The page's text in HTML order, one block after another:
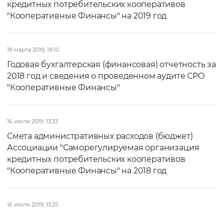
кредитных потребительских кооперативов
"Кооперативные Финансы" на 2019 год
18 марта 2019, 18:10
Годовая бухгалтерская (финансовая) отчетность за
2018 год и сведения о проведенном аудите СРО
"Кооперативные Финансы"
16 июля 2019, 13:33
Смета административных расходов (бюджет)
Ассоциации "Саморегулируемая организация
кредитных потребительских кооперативов
"Кооперативные Финансы" на 2018 год
16 июля 2019, 13:25